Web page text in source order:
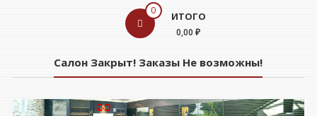
дегустации
0 ИТОГО
0,00 ₽
Салон Закрыт! Заказы Не возможны!